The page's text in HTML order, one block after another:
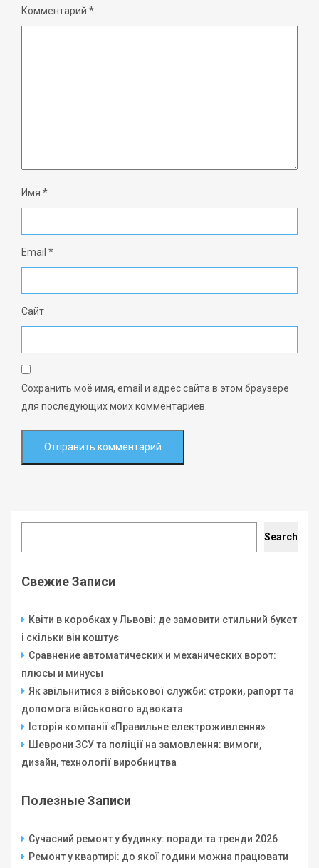
Комментарий *
Имя *
Email *
Сайт
Сохранить моё имя, email и адрес сайта в этом браузере
для последующих моих комментариев.
Search
Свежие Записи
Квіти в коробках у Львові: де замовити стильний букет
і скільки він коштує
Сравнение автоматических и механических ворот:
плюсы и минусы
Як звільнитися з військової служби: строки, рапорт та
допомога військового адвоката
Історія компанії «Правильне електроживлення»
Шеврони ЗСУ та поліції на замовлення: вимоги,
дизайн, технології виробництва
Полезные Записи
Сучасний ремонт у будинку: поради та тренди 2026
Ремонт у квартирі: до якої години можна працювати